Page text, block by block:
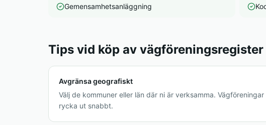
Gemensamhetsanläggning
Tips vid köp av vägföreningsregister
Avgränsa geografiskt
Välj de kommuner eller län där ni är verksamma.
rycka ut snabbt.